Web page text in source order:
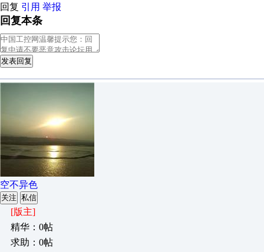
回复 引用 举报
回复本条
发表回复
空不异色
关注 私信
[版主]
精华：0帖
求助：0帖